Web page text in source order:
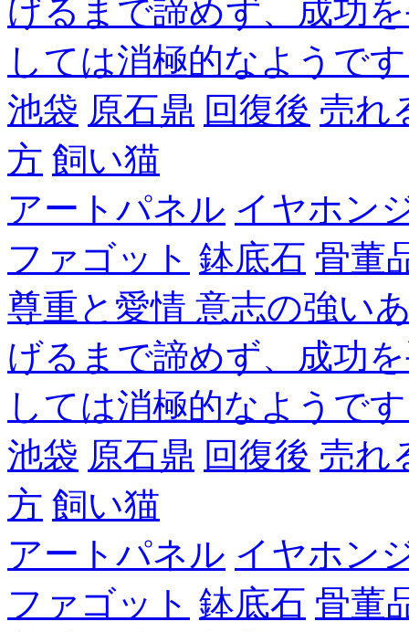
げるまで諦めず、成功
しては消極的なようで
池袋 原石鼎 回復後 売れ
方 飼い猫
アートパネル イヤホン
ファゴット 鉢底石 骨董
尊重と愛情 意志の強い
げるまで諦めず、成功
しては消極的なようで
池袋 原石鼎 回復後 売れ
方 飼い猫
アートパネル イヤホン
ファゴット 鉢底石 骨董